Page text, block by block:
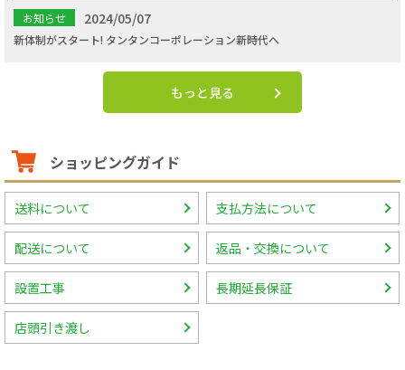
お知らせ 2024/05/07
新体制がスタート! タンタンコーポレーション新時代へ
もっと見る
ショッピングガイド
送料について 支払方法について
配送について 返品・交換について
設置工事 長期延長保証
店頭引き渡し